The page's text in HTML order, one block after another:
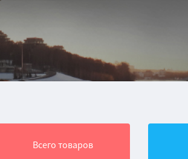
Всего товаров